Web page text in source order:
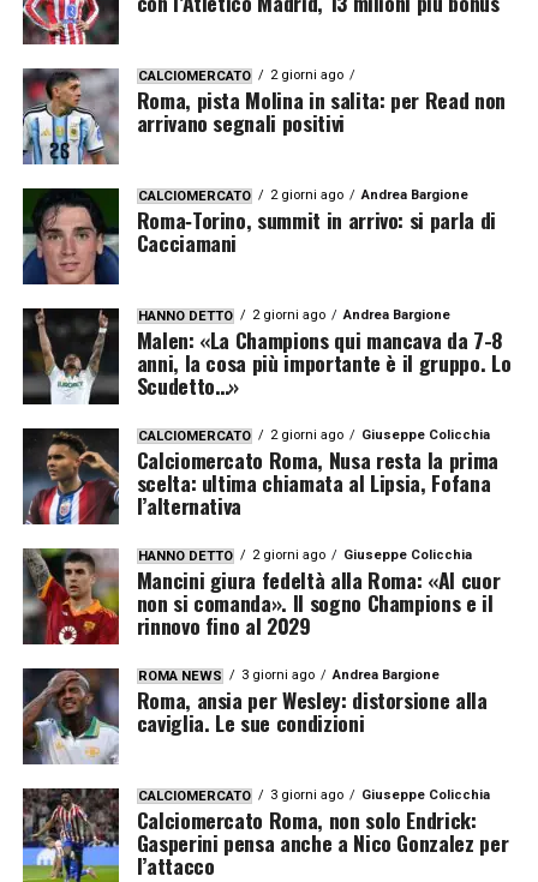
CALCIOMERCATO 2 giorni ago
Roma, pista Molina in salita: per Read non
arrivano segnali positivi
CALCIOMERCATO 2 giorni ago Andrea Bargione
Roma‑Torino, summit in arrivo: si parla di
Cacciamani
HANNO DETTO 2 giorni ago Andrea Bargione
Malen: «La Champions qui mancava da 7-8
anni, la cosa più importante è il gruppo. Lo
Scudetto…»
CALCIOMERCATO 2 giorni ago Giuseppe Colicchia
Calciomercato Roma, Nusa resta la prima
scelta: ultima chiamata al Lipsia, Fofana
l’alternativa
HANNO DETTO 2 giorni ago Giuseppe Colicchia
Mancini giura fedeltà alla Roma: «Al cuor
non si comanda». Il sogno Champions e il
rinnovo fino al 2029
ROMA NEWS 3 giorni ago Andrea Bargione
Roma, ansia per Wesley: distorsione alla
caviglia. Le sue condizioni
CALCIOMERCATO 3 giorni ago Giuseppe Colicchia
Calciomercato Roma, non solo Endrick:
Gasperini pensa anche a Nico Gonzalez per
l’attacco